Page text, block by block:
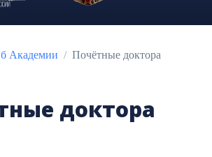
Академии Почётные доктора
доктора